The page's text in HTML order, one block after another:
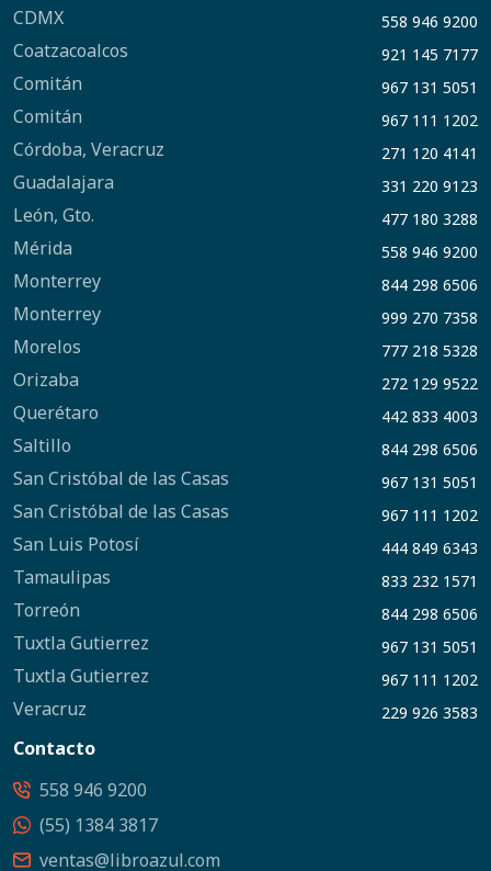
CDMX 558 946 9200
Coatzacoalcos 921 145 7177
Comitán 967 131 5051
Comitán 967 111 1202
Córdoba, Veracruz 271 120 4141
Guadalajara 331 220 9123
León, Gto. 477 180 3288
Mérida 558 946 9200
Monterrey 844 298 6506
Monterrey 999 270 7358
Morelos 777 218 5328
Orizaba 272 129 9522
Querétaro 442 833 4003
Saltillo 844 298 6506
San Cristóbal de las Casas 967 131 5051
San Cristóbal de las Casas 967 111 1202
San Luis Potosí 444 849 6343
Tamaulipas 833 232 1571
Torreón 844 298 6506
Tuxtla Gutierrez 967 131 5051
Tuxtla Gutierrez 967 111 1202
Veracruz 229 926 3583
Contacto
558 946 9200
(55) 1384 3817
ventas@libroazul.com